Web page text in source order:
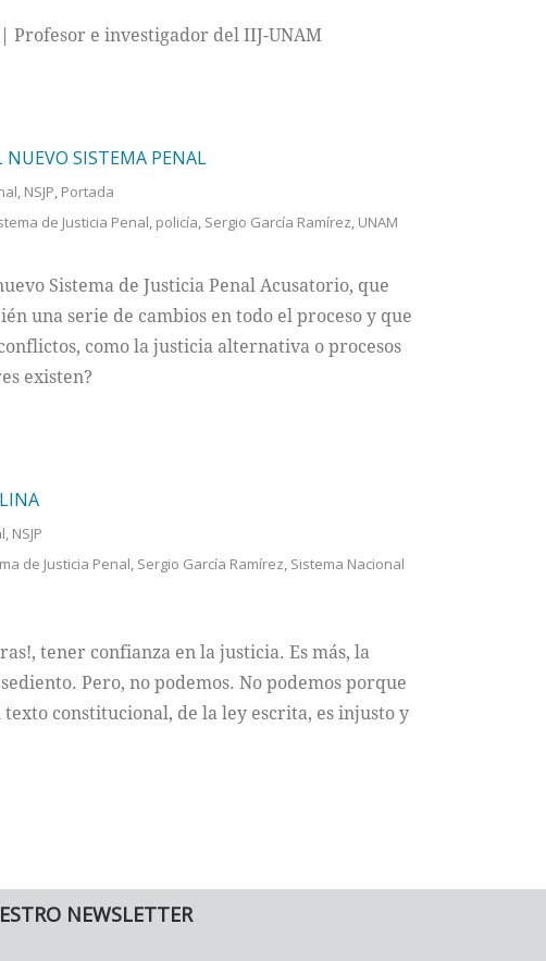
Profesor e investigador del IIJ-UNAM
NUEVO SISTEMA PENAL
, NSJP, Portada
de Justicia Penal, policía, Sergio García Ramírez, UNAM
Sistema de Justicia Penal Acusatorio, que
una serie de cambios en todo el proceso y que
como la justicia alternativa o procesos
existen?
, NSJP
de Justicia Penal, Sergio García Ramírez, Sistema Nacional
tener confianza en la justicia. Es más, la
Pero, no podemos. No podemos porque
constitucional, de la ley escrita, es injusto y
NEWSLETTER